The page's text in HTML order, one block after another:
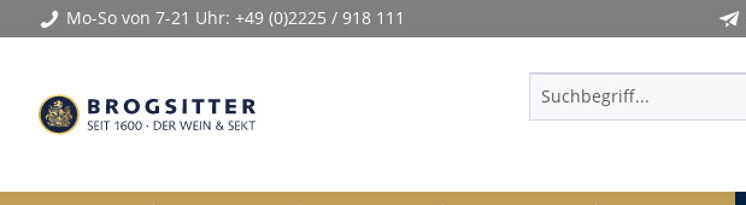
Mo-So von 7-21 Uhr: +49 (0)2225 / 918 111